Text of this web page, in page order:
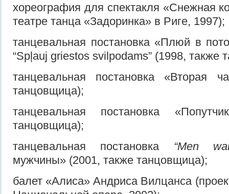
хореография для спектакля «Снежная
театре танца «Задоринка» в Риге, 1997);
танцевальная постановка «Плюй в
“Spļauj griestos svilpodams” (1998, также
танцевальная постановка «Вторая
танцовщица);
танцевальная постановка
танцовщица);
танцевальная постановка “Men
мужчины» (2001, также танцовщица);
балет «Алиса» Андриса Вилцанса